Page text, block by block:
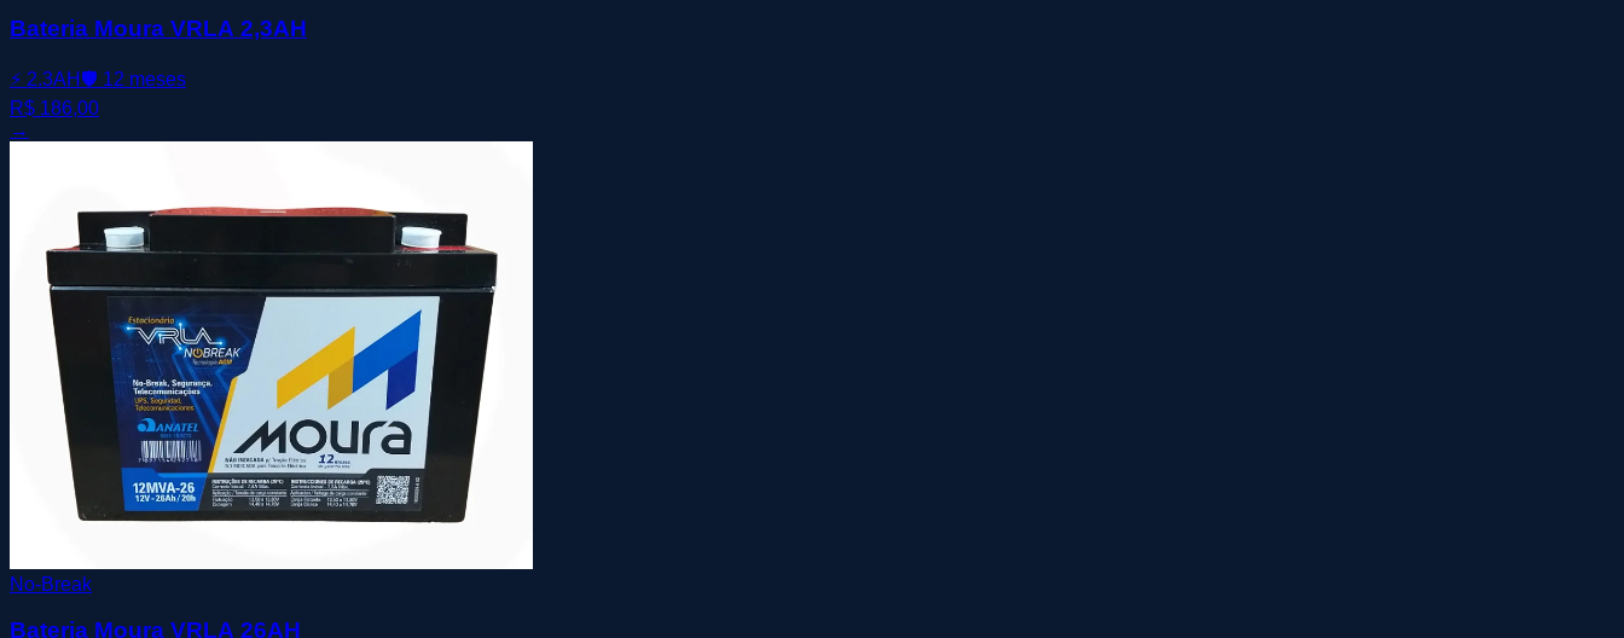
Bateria Moura VRLA 2,3AH
⚡ 2.3AH 🛡️ 12 meses
R$ 186,00
→
No-Break
Bateria Moura VRLA 26AH